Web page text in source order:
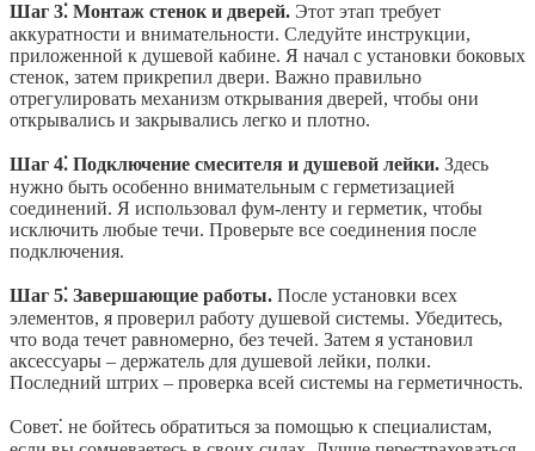
Шаг 3⁚ Монтаж стенок и дверей. Этот этап требует
аккуратности и внимательности. Следуйте инструкции,
приложенной к душевой кабине. Я начал с установки боковых
стенок, затем прикрепил двери. Важно правильно
отрегулировать механизм открывания дверей, чтобы они
открывались и закрывались легко и плотно.
Шаг 4⁚ Подключение смесителя и душевой лейки. Здесь
нужно быть особенно внимательным с герметизацией
соединений. Я использовал фум-ленту и герметик, чтобы
исключить любые течи. Проверьте все соединения после
подключения.
Шаг 5⁚ Завершающие работы. После установки всех
элементов, я проверил работу душевой системы. Убедитесь,
что вода течет равномерно, без течей. Затем я установил
аксессуары – держатель для душевой лейки, полки.
Последний штрих – проверка всей системы на герметичность.
Совет⁚ не бойтесь обратиться за помощью к специалистам,